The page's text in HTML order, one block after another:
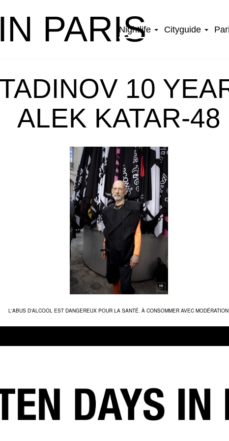
PARIS
Nightlife Cityguide
10
ALEK KATAR-48
L'ABUS D'ALCOOL EST DANGEREUX POUR LA SANTÉ. À CONSOMMER AVEC